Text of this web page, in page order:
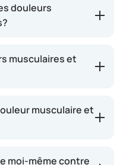
après une activité
temps dans
d’une
peut entraîner une
des douleurs
apparaître dans
douleurs
musculaires et
musculaire et
moi-même contre